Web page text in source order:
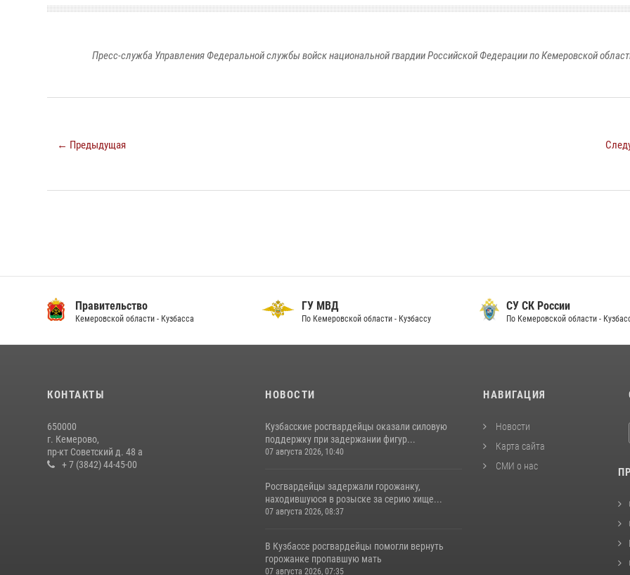
Пресс-служба Управления Федеральной службы войск национальной гвардии Российской Федерации по Кемеровской
← Предыдущая
Правительство
Кемеровской области - Кузбасса
ГУ МВД
По Кемеровской области - Кузбассу
СУ СК России
По Кемеровской области -
КОНТАКТЫ
650000
г. Кемерово,
пр-кт Советский д. 48 а
+ 7 (3842) 44-45-00
НОВОСТИ
Кузбасские росгвардейцы оказали силовую
поддержку при задержании фигур...
07 августа 2026, 10:40
Росгвардейцы задержали горожанку,
находившуюся в розыске за серию хище...
07 августа 2026, 08:37
В Кузбассе росгвардейцы помогли вернуть
горожанке пропавшую мать
07 августа 2026, 07:35
НАВИГАЦИЯ
Новости
Карта сайта
СМИ о нас